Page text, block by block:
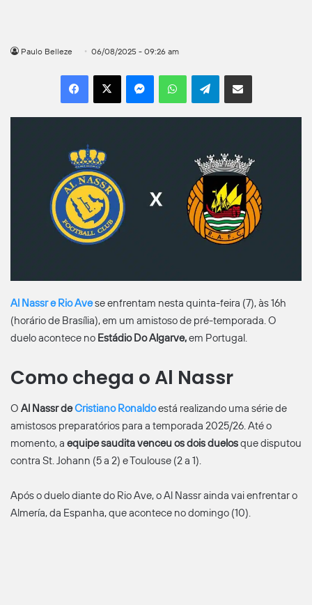
Paulo Belleze 06/08/2025 - 09:26 am
Facebook
X MessengerWhatsAppTelegramCompartilhar por e-mail
Al Nassr e Rio Avese enfrentam nesta quinta-feira (7), às 16h
(horário de Brasília), em um amistoso de pré-temporada. O
duelo acontece no Estádio Do Algarve,em Portugal.
Como chega o Al Nassr
O Al Nassr deCristiano Ronaldoestá realizando uma série de
amistosos preparatórios para a temporada 2025/26. Até o
momento, a equipe saudita venceu os dois duelosque disputou
contra St. Johann (5 a 2) e Toulouse (2 a 1).
Após o duelo diante do Rio Ave, o Al Nassr ainda vai enfrentar o
Almería, da Espanha, que acontece no domingo (10).